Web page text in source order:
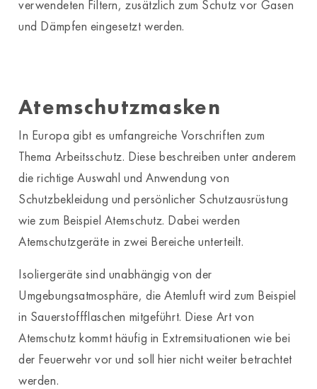
verwendeten Filtern, zusätzlich zum Schutz vor Gasen
und Dämpfen eingesetzt werden.
Atemschutzmasken
In Europa gibt es umfangreiche Vorschriften zum
Thema Arbeitsschutz. Diese beschreiben unter anderem
die richtige Auswahl und Anwendung von
Schutzbekleidung und persönlicher Schutzausrüstung
wie zum Beispiel Atemschutz. Dabei werden
Atemschutzgeräte in zwei Bereiche unterteilt.
Isoliergeräte sind unabhängig von der
Umgebungsatmosphäre, die Atemluft wird zum Beispiel
in Sauerstoffflaschen mitgeführt. Diese Art von
Atemschutz kommt häufig in Extremsituationen wie bei
der Feuerwehr vor und soll hier nicht weiter betrachtet
werden.